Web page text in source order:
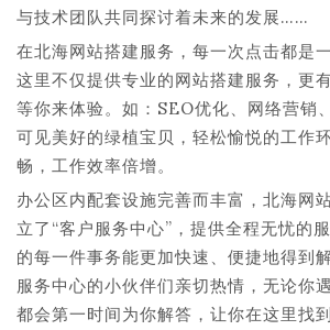
与技术团队共同探讨着未来的发展……
在北海网站搭建服务，每一次点击都是一
这里不仅提供专业的网站搭建服务，更
等你来体验。如：SEO优化、网络营销
可见美好的绿植宝贝，轻松愉悦的工作
畅，工作效率倍增。
办公区内配套设施完善而丰富，北海网
立了“客户服务中心”，提供全程无忧的
的每一件事务能更加快速、便捷地得到解
服务中心的小伙伴们亲切热情，无论你
都会第一时间为你解答，让你在这里找